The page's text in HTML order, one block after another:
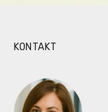
KONTAKT